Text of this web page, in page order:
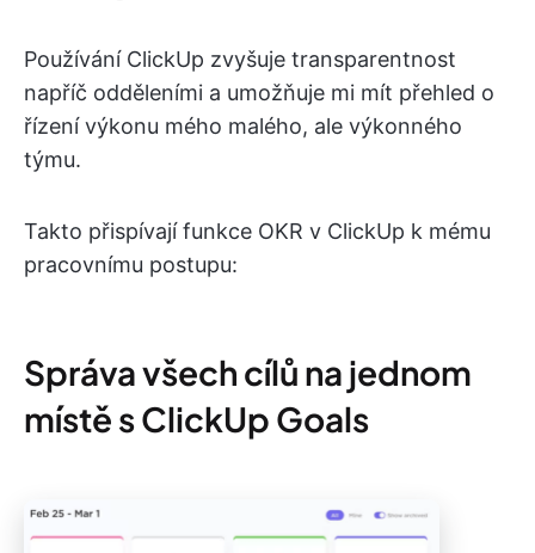
Používání ClickUp zvyšuje transparentnost
napříč odděleními a umožňuje mi mít přehled o
řízení výkonu mého malého, ale výkonného
týmu.
Takto přispívají funkce OKR v ClickUp k mému
pracovnímu postupu:
Správa všech cílů na jednom
místě s ClickUp Goals